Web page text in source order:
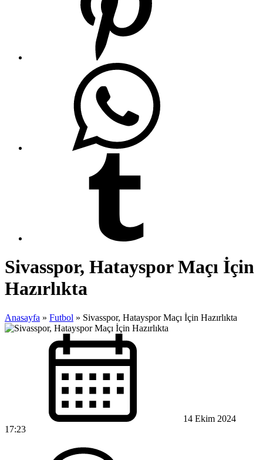
Sivasspor, Hatayspor Maçı İçin
Hazırlıkta
Anasayfa » Futbol » Sivasspor, Hatayspor Maçı İçin Hazırlıkta
14 Ekim 2024
17:23